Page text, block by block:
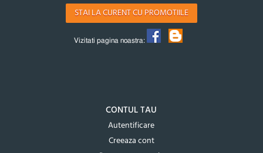
STAI LA CURENT CU PROMOTIILE
Vizitati pagina noastra:
CONTUL TAU
Autentificare
Creeaza cont